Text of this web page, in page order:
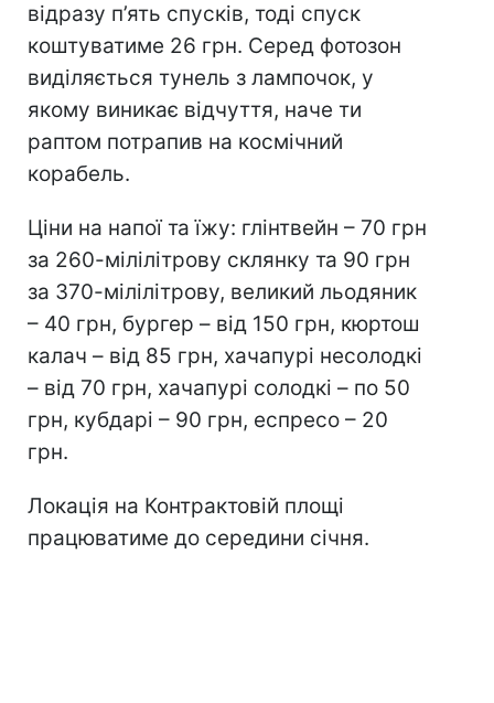
відразу п’ять спусків, тоді спуск
коштуватиме 26 грн. Серед фотозон
виділяється тунель з лампочок, у
якому виникає відчуття, наче ти
раптом потрапив на космічний
корабель.
Ціни на напої та їжу: глінтвейн – 70 грн
за 260-мілілітрову склянку та 90 грн
за 370-мілілітрову, великий льодяник
– 40 грн, бургер – від 150 грн, кюртош
калач – від 85 грн, хачапурі несолодкі
– від 70 грн, хачапурі солодкі – по 50
грн, кубдарі – 90 грн, еспресо – 20
грн.
Локація на Контрактовій площі
працюватиме до середини січня.